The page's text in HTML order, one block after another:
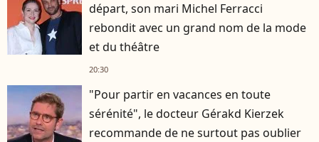
départ, son mari Michel Ferracci
rebondit avec un grand nom de la mode
et du théâtre
20:30
"Pour partir en vacances en toute
sérénité", le docteur Gérakd Kierzek
recommande de ne surtout pas oublier